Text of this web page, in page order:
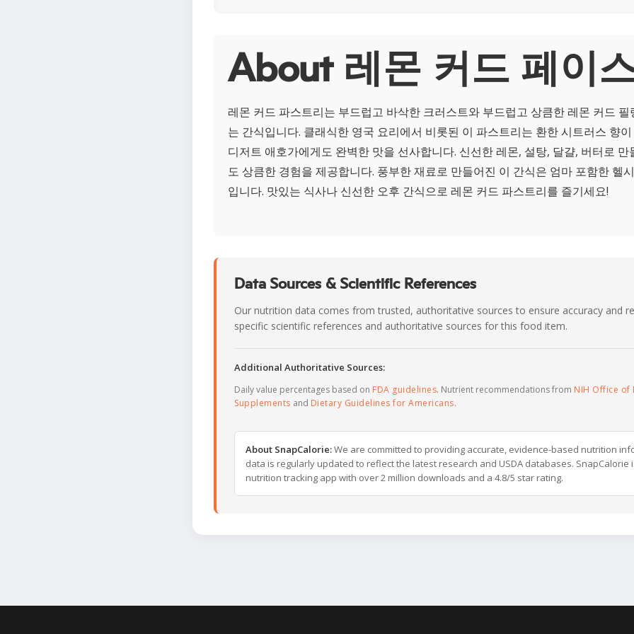
About 레몬 커드 페이
레몬 커드 파스트리는 부드럽고 바삭한 크러스트와 부드럽고 상큼한 레몬 커드
는 간식입니다. 클래식한 영국 요리에서 비롯된 이 파스트리는 환한 시트러스 향
디저트 애호가에게도 완벽한 맛을 선사합니다. 신선한 레몬, 설탕, 달걀, 버터로
도 상큼한 경험을 제공합니다. 풍부한 재료로 만들어진 이 간식은 엄마 포함한 헬
입니다. 맛있는 식사나 신선한 오후 간식으로 레몬 커드 파스트리를 즐기세요!
Data Sources & Scientific References
Our nutrition data comes from trusted, authoritative sources to ensure accuracy and
specific scientific references and authoritative sources for this food item.
Additional Authoritative Sources:
Daily value percentages based on FDA guidelines. Nutrient recommendations from NIH Office of
Supplements and Dietary Guidelines for Americans.
About SnapCalorie:We are committed to providing accurate, evidence-based nutrition
data is regularly updated to reflect the latest research and USDA databases. SnapCalorie
nutrition tracking app with over 2 million downloads and a 4.8/5 star rating.